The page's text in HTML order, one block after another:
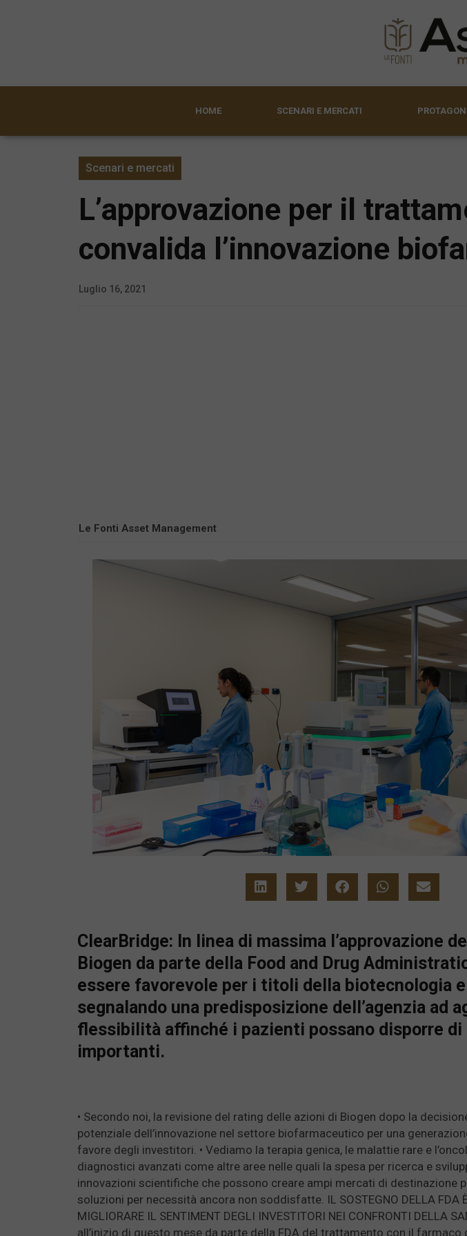
HOME SCENARI E MERCATI
Scenari e mercati
L’approvazione per il
convalida l’innovazione
Luglio 16, 2021
Le Fonti Asset Management
ClearBridge: In linea di massima l’approvazione
Biogen da parte della Food and Drug
essere favorevole per i titoli della biotecnologia
segnalando una predisposizione dell’agenzia ad
flessibilità affinché i pazienti possano disporre di
importanti.
• Secondo noi, la revisione del rating delle azioni di Biogen dopo la
potenziale dell’innovazione nel settore biofarmaceutico per una
favore degli investitori. • Vediamo la terapia genica, le malattie rare e
diagnostici avanzati come altre aree nelle quali la spesa per ricerca e
innovazioni scientifiche che possono creare ampi mercati di destinazione
soluzioni per necessità ancora non soddisfatte. IL SOSTEGNO DELLA FDA È
MIGLIORARE IL SENTIMENT DEGLI INVESTITORI NEI CONFRONTI DELLA
all’inizio di questo mese da parte della FDA del trattamento con il farmaco